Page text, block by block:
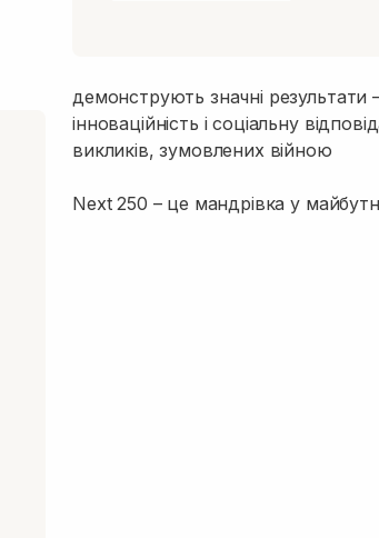
демонструють значні результати
інноваційність і соціальну
викликів, зумовлених війною
Next 250 – це мандрівка у